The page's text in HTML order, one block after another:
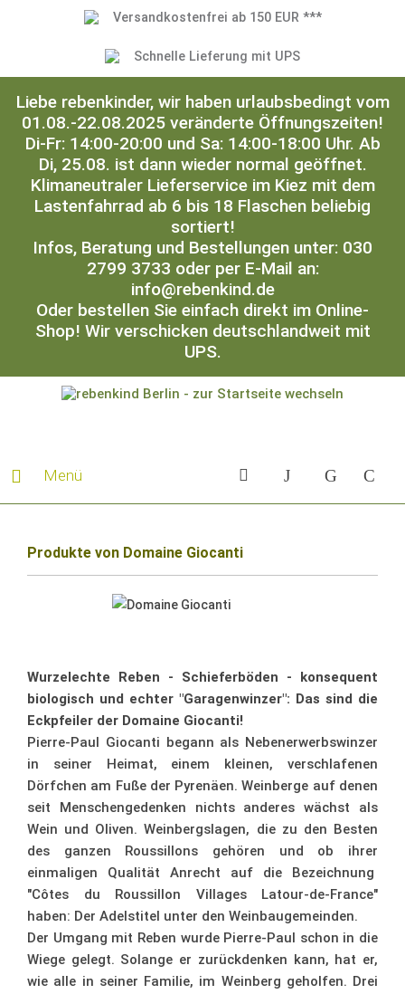
Versandkostenfrei ab 150 EUR ***
Schnelle Lieferung mit UPS
Liebe rebenkinder, wir haben urlaubsbedingt vom
01.08.-22.08.2025 veränderte Öffnungszeiten!
Di-Fr: 14:00-20:00 und Sa: 14:00-18:00 Uhr. Ab
Di, 25.08. ist dann wieder normal geöffnet.
Klimaneutraler Lieferservice im Kiez mit dem
Lastenfahrrad ab 6 bis 18 Flaschen beliebig
sortiert!
Infos, Beratung und Bestellungen unter: 030
2799 3733 oder per E-Mail an:
info@rebenkind.de
Oder bestellen Sie einfach direkt im Online-
Shop! Wir verschicken deutschlandweit mit
UPS.
Menü
Produkte von Domaine Giocanti
Wurzelechte Reben - Schieferböden - konsequent
biologisch und echter "Garagenwinzer": Das sind die
Eckpfeiler der Domaine Giocanti!
Pierre-Paul Giocanti begann als Nebenerwerbswinzer
in seiner Heimat, einem kleinen, verschlafenen
Dörfchen am Fuße der Pyrenäen. Weinberge auf denen
seit Menschengedenken nichts anderes wächst als
Wein und Oliven. Weinbergslagen, die zu den Besten
des ganzen Roussillons gehören und ob ihrer
einmaligen Qualität Anrecht auf die Bezeichnung
"Côtes du Roussillon Villages Latour-de-France"
haben: Der Adelstitel unter den Weinbaugemeinden.
Der Umgang mit Reben wurde Pierre-Paul schon in die
Wiege gelegt. Solange er zurückdenken kann, hat er,
wie alle in seiner Familie, im Weinberg geholfen. Drei